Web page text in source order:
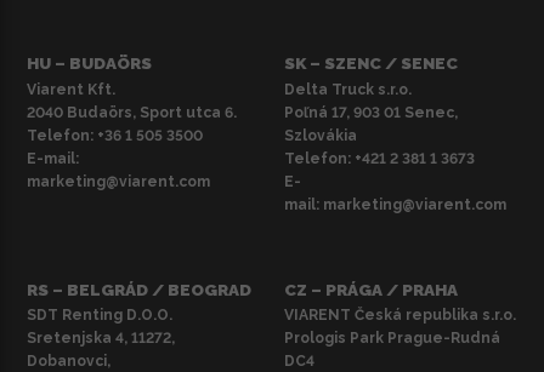
HU – BUDAÖRS
Viarent Kft.
2040 Budaörs, Sport utca 6.
Telefon: +36 1 505 3500
E-mail:
marketing@viarent.com
SK – SZENC / SENEC
Delta Truck s.r.o.
Poľná 17, 903 01 Senec,
Szlovákia
Telefon: +421 2 381 1 3673
E-
mail: marketing@viarent.com
RS – BELGRÁD / BEOGRAD
SDT Renting D.O.O.
Sretenjska 4, 11272,
Dobanovci,
CZ – PRÁGA / PRAHA
VIARENT Česká republika s.r.o.
Prologis Park Prague-Rudná
DC4